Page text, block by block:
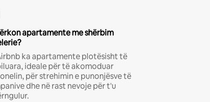
apartamente me shërbim
ka apartamente plotësisht të
ideale për të akomoduar
për strehimin e punonjësve të
dhe në rast nevoje për t'u